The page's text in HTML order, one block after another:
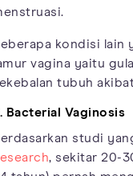
kondisi lain
vagina yaitu
tubuh
Bacterial Vaginosis
studi
, sekitar 20-